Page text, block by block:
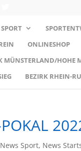
SPORT
ONLINESHOP
MÜNSTERLAND/HOHE
BEZIRK RHEIN-
News Sport, News